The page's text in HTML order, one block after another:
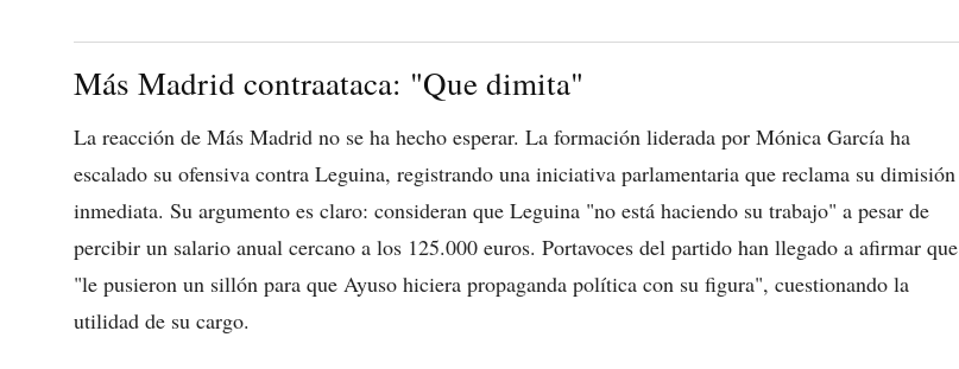
Más Madrid contraataca: "Que dimita"
La reacción de Más Madrid no se ha hecho esperar. La formación liderada por Mónica García ha
escalado su ofensiva contra Leguina, registrando una iniciativa parlamentaria que reclama su dimisión
inmediata. Su argumento es claro: consideran que Leguina "no está haciendo su trabajo" a pesar de
percibir un salario anual cercano a los 125.000 euros. Portavoces del partido han llegado a afirmar que
"le pusieron un sillón para que Ayuso hiciera propaganda política con su figura", cuestionando la
utilidad de su cargo.